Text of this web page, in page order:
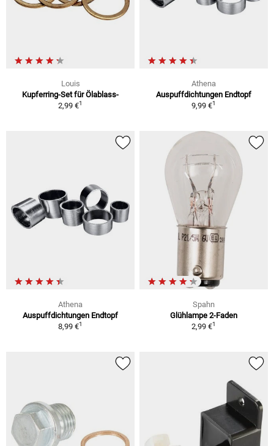
Louis
Kupferring-Set für Ölablass-
2,99 €1
Athena
Auspuffdichtungen Endtopf
9,99 €1
Athena
Auspuffdichtungen Endtopf
8,99 €1
Spahn
Glühlampe 2-Faden
2,99 €1